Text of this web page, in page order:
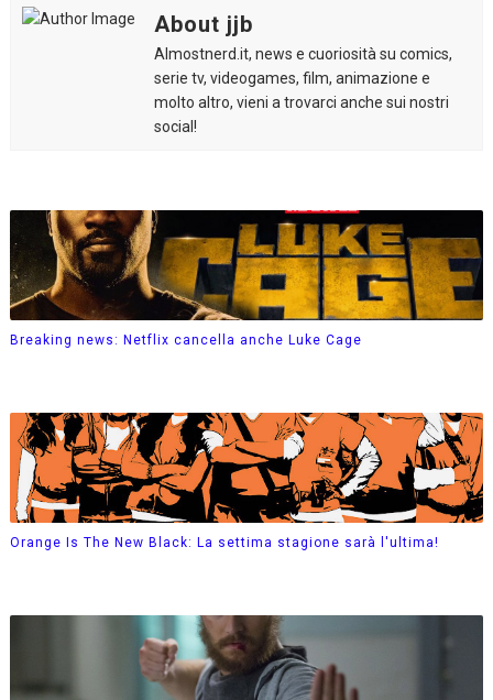
About jjb
Almostnerd.it, news e cuoriosità su comics,
serie tv, videogames, film, animazione e
molto altro, vieni a trovarci anche sui nostri
social!
Breaking news: Netflix cancella anche Luke Cage
Orange Is The New Black: La settima stagione sarà l'ultima!